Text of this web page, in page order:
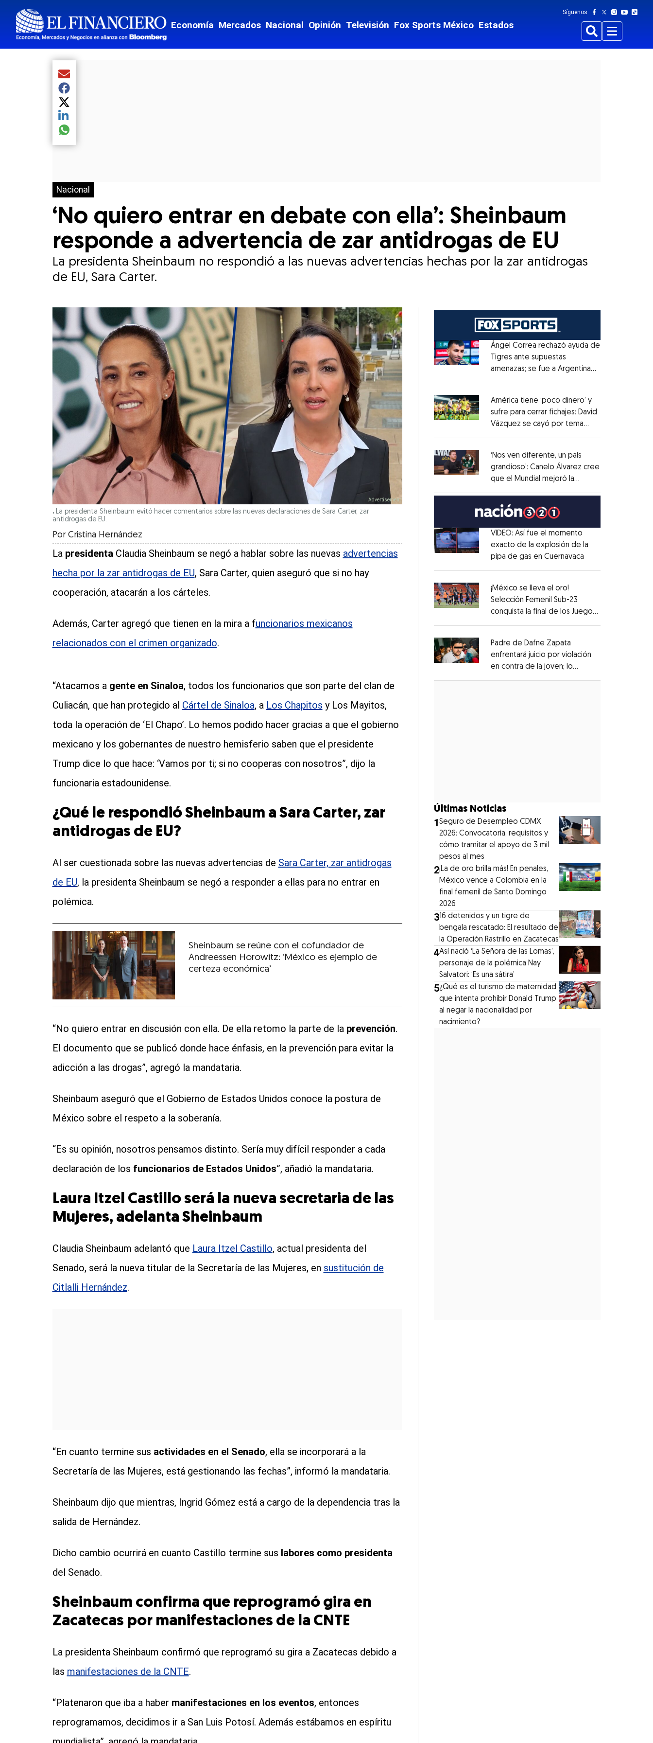
Economía Mercados Nacional Opinión Televisión Fox Sports México Estados
Síguenos
BuscarMenu
Nacional
‘No quiero entrar en debate con ella’: Sheinbaum
responde a advertencia de zar antidrogas de EU
La presidenta Sheinbaum no respondió a las nuevas advertencias hechas por la zar antidrogas
de EU, Sara Carter.
Compartir el artículo actual mediante Email
Compartir el artículo actual mediante Facebook
Compartir el artículo actual mediante Twitter
Compartir el artículo actual mediante LinkedIn
Compartir el artículo actual mediante global.social-whatsapp
. La presidenta Sheinbaum evitó hacer comentarios sobre las nuevas declaraciones de Sara Carter, zar
antidrogas de EU.
Por Cristina Hernández
La presidentaClaudia Sheinbaum se negó a hablar sobre las nuevas advertencias
hecha por la zar antidrogas de EU, Sara Carter, quien aseguró que si no hay
cooperación, atacarán a los cárteles.
Además, Carter agregó que tienen en la mira a funcionarios mexicanos
relacionados con el crimen organizado.
“Atacamos a gente en Sinaloa, todos los funcionarios que son parte del clan de
Culiacán, que han protegido al Cártel de Sinaloa, a Los Chapitos y Los Mayitos,
toda la operación de ‘El Chapo’. Lo hemos podido hacer gracias a que el gobierno
mexicano y los gobernantes de nuestro hemisferio saben que el presidente
Trump dice lo que hace: ‘Vamos por ti; si no cooperas con nosotros”, dijo la
funcionaria estadounidense.
¿Qué le respondió Sheinbaum a Sara Carter, zar
antidrogas de EU?
Al ser cuestionada sobre las nuevas advertencias de Sara Carter, zar antidrogas
de EU, la presidenta Sheinbaum se negó a responder a ellas para no entrar en
polémica.
Sheinbaum se reúne con el cofundador de
Andreessen Horowitz: ‘México es ejemplo de
certeza económica’
“No quiero entrar en discusión con ella. De ella retomo la parte de la prevención.
El documento que se publicó donde hace énfasis, en la prevención para evitar la
adicción a las drogas”, agregó la mandataria.
Sheinbaum aseguró que el Gobierno de Estados Unidos conoce la postura de
México sobre el respeto a la soberanía.
“Es su opinión, nosotros pensamos distinto. Sería muy difícil responder a cada
declaración de los funcionarios de Estados Unidos”, añadió la mandataria.
Laura Itzel Castillo será la nueva secretaria de las
Mujeres, adelanta Sheinbaum
Claudia Sheinbaum adelantó que Laura Itzel Castillo, actual presidenta del
Senado, será la nueva titular de la Secretaría de las Mujeres, en sustitución de
Citlalli Hernández.
“En cuanto termine sus actividades en el Senado, ella se incorporará a la
Secretaría de las Mujeres, está gestionando las fechas”, informó la mandataria.
Sheinbaum dijo que mientras, Ingrid Gómez está a cargo de la dependencia tras la
salida de Hernández.
Dicho cambio ocurrirá en cuanto Castillo termine sus labores como presidenta
del Senado.
Sheinbaum confirma que reprogramó gira en
Zacatecas por manifestaciones de la CNTE
La presidenta Sheinbaum confirmó que reprogramó su gira a Zacatecas debido a
las manifestaciones de la CNTE.
“Platenaron que iba a haber manifestaciones en los eventos, entonces
reprogramamos, decidimos ir a San Luis Potosí. Además estábamos en espíritu
Opens in new window
Ángel Correa rechazó ayuda de
Tigres ante supuestas
amenazas; se fue a Argentina
Opens in new window
América tiene ‘poco dinero’ y
sufre para cerrar fichajes: David
Vázquez se cayó por tema
Opens in new window
‘Nos ven diferente, un país
grandioso’: Canelo Álvarez cree
que el Mundial mejoró la
Opens in new window
VIDEO: Así fue el momento
exacto de la explosión de la
pipa de gas en Cuernavaca
Opens in new window
¡México se lleva el oro!
Selección Femenil Sub-23
conquista la final de los Juegos
Opens in new window
Padre de Dafne Zapata
enfrentará juicio por violación
en contra de la joven; lo
Últimas Noticias
1Seguro de Desempleo CDMX
2026: Convocatoria, requisitos y
cómo tramitar el apoyo de 3 mil
pesos al mes
2¡La de oro brilla más! En penales,
México vence a Colombia en la
final femenil de Santo Domingo
2026
3 16 detenidos y un tigre de
bengala rescatado: El resultado de
la Operación Rastrillo en Zacatecas
4⁠Así nació ‘La Señora de las Lomas’,
personaje de la polémica Nay
Salvatori: ‘Es una sátira’
5¿Qué es el turismo de maternidad
que intenta prohibir Donald Trump
al negar la nacionalidad por
nacimiento?